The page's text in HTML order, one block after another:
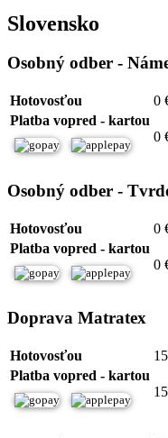
Slovensko
Osobný odber -
Hotovosťou
0
Platba vopred - kartou
0
Osobný odber -
Hotovosťou
0
Platba vopred - kartou
0
Doprava Matratex
Hotovosťou
Platba vopred - kartou